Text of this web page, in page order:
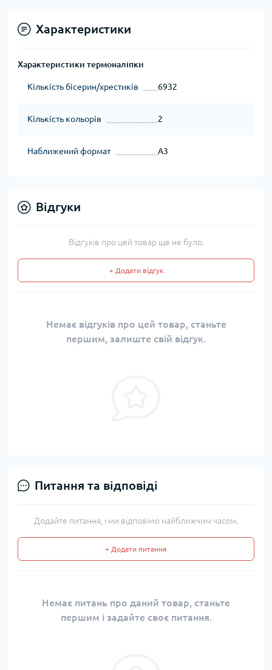
Характеристики
Характеристики термоналіпки
Кількість бісерин/хрестиків 6932
Кількість кольорів 2
Наближений формат А3
Відгуки
Відгуків про цей товар ще не було.
+ Додати відгук
Немає відгуків про цей товар, станьте
першим, залиште свій відгук.
Питання та відповіді
Додайте питання, і ми відповімо найближчим часом.
+ Додати питання
Немає питань про даний товар, станьте
першим і задайте своє питання.